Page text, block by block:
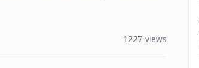
1227 views